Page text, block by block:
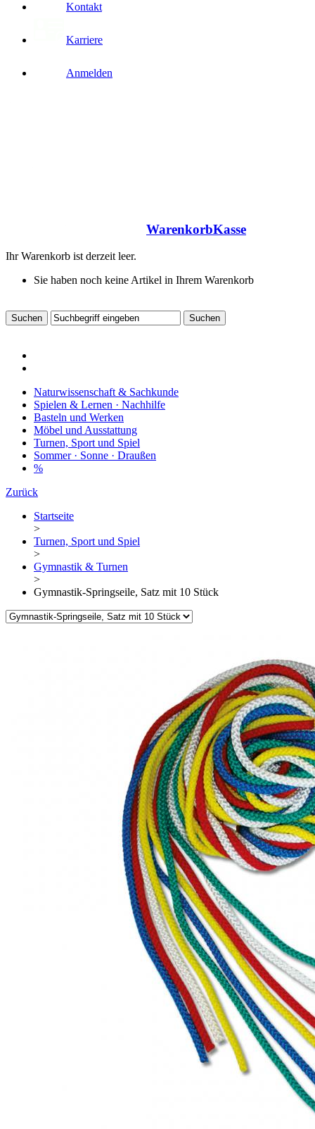
Kontakt
Karriere
Anmelden
WarenkorbKasse
Ihr Warenkorb ist derzeit leer.
Sie haben noch keine Artikel in Ihrem Warenkorb
Naturwissenschaft & Sachkunde
Spielen & Lernen · Nachhilfe
Basteln und Werken
Möbel und Ausstattung
Turnen, Sport und Spiel
Sommer · Sonne · Draußen
%
Zurück
Startseite
>
Turnen, Sport und Spiel
>
Gymnastik & Turnen
>
Gymnastik-Springseile, Satz mit 10 Stück